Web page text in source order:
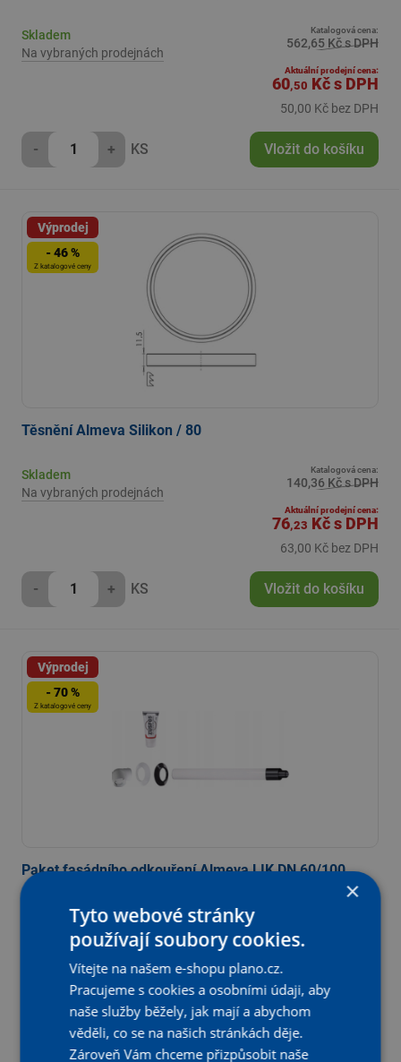
Skladem
Na vybraných prodejnách
Katalogová cena:
562,65 Kč s DPH
Aktuální prodejní cena:
60,50 Kčs DPH
50,00 Kč bez DPH
- + KS Vložit do košíku
Výprodej
- 46 %
Z katalogové ceny
Těsnění Almeva Silikon / 80
Skladem
Na vybraných prodejnách
Katalogová cena:
140,36 Kč s DPH
Aktuální prodejní cena:
76,23 Kčs DPH
63,00 Kč bez DPH
- + KS Vložit do košíku
Výprodej
- 70 %
Z katalogové ceny
Paket fasádního odkouření Almeva LIK DN 60/100
Skladem
Na vybraných prodejnách
Aktuální prodejní cena:
819
677,63 Kč bez DPH
+ KS Vložit do košíku
×
Tyto webové stránky
používají soubory cookies.
Vítejte na našem e-shopu plano.cz.
Pracujeme s cookies a osobními údaji, aby
naše služby běžely, jak mají a abychom
věděli, co se na našich stránkách děje.
Zároveň Vám chceme přizpůsobit naše